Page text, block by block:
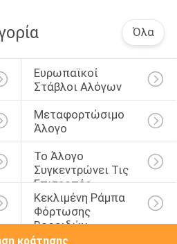
Όλα
Ευρωπαϊκοί
Στάβλοι Αλόγων
Μεταφορτώσιμο
Άλογο
Το Άλογο
Συγκεντρώνει Τις
Επιτροπές
Κεκλιμένη Ράμπα
Φόρτωσης
Βοοειδών
κράτησης